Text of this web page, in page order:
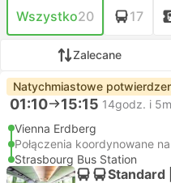
Wszystko20 17
Zalecane
Natychmiastowe
01:10 15:15 14godz. i 5m
Vienna Erdberg
Połączenia koordynowane
Strasbourg Bus Station
Standard